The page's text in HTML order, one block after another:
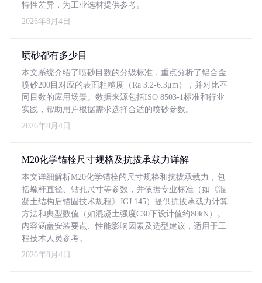
特性差异，为工业选材提供参考。
2026年8月4日
喷砂都有多少目
本文系统介绍了喷砂目数的分级标准，重点分析了铝合金
喷砂200目对应的表面粗糙度（Ra 3.2-6.3μm），并对比不
同目数的应用场景。数据来源包括ISO 8503-1标准和行业
实践，帮助用户根据需求选择合适的喷砂参数。
2026年8月4日
M20化学锚栓尺寸规格及抗拔承载力详解
本文详细解析M20化学锚栓的尺寸规格和抗拔承载力，包
括螺杆直径、钻孔尺寸等参数，并依据专业标准（如《混
凝土结构后锚固技术规程》JGJ 145）提供抗拔承载力计算
方法和典型数值（如混凝土强度C30下设计值约80kN）。
内容涵盖安装要点、性能影响因素及选型建议，适用于工
程技术人员参考。
2026年8月4日